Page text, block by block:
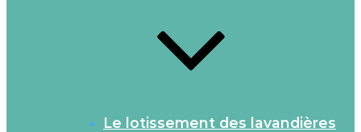
Le lotissement des lavandières